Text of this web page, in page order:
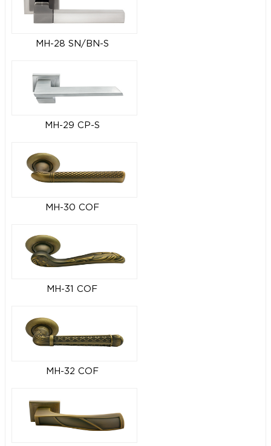
MH-28 SN/BN-S
MH-29 CP-S
MH-30 COF
MH-31 COF
MH-32 COF